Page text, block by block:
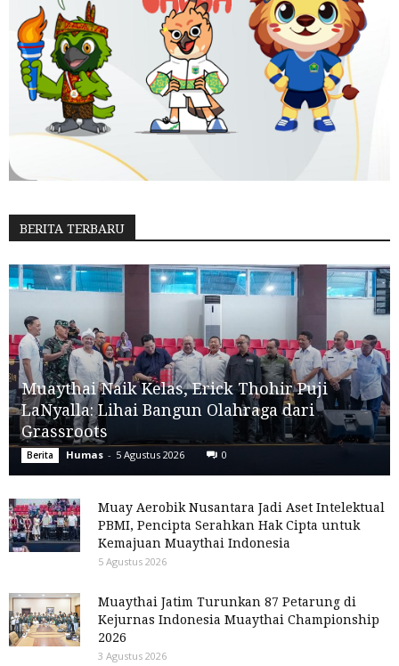
BERITA TERBARU
Muaythai Naik Kelas, Erick Thohir Puji
LaNyalla: Lihai Bangun Olahraga dari
Grassroots
Berita Humas - 5 Agustus 2026 0
Muay Aerobik Nusantara Jadi Aset Intelektual
PBMI, Pencipta Serahkan Hak Cipta untuk
Kemajuan Muaythai Indonesia
5 Agustus 2026
Muaythai Jatim Turunkan 87 Petarung di
Kejurnas Indonesia Muaythai Championship
2026
3 Agustus 2026